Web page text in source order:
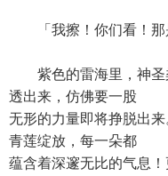
「我擦！你们看！那
紫色的雷海里，神圣
透出来，仿佛要一股
无形的力量即将挣脱出
青莲绽放，每一朵都
蕴含着深邃无比的气息